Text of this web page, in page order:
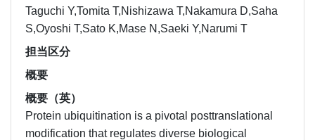
Taguchi Y,Tomita T,Nishizawa T,Nakamura D,Saha
S,Oyoshi T,Sato K,Mase N,Saeki Y,Narumi T
担当区分
概要
概要（英）
Protein ubiquitination is a pivotal posttranslational
modification that regulates diverse biological